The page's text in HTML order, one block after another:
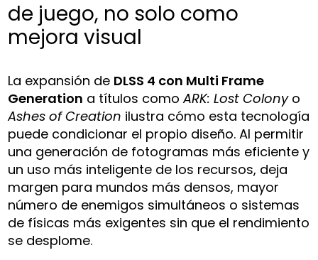
de juego, no solo como
mejora visual
La expansión de DLSS 4 con Multi Frame
Generation a títulos comoARK: Lost Colonyo
Ashes of Creation ilustra cómo esta tecnología
puede condicionar el propio diseño. Al permitir
una generación de fotogramas más eficiente y
un uso más inteligente de los recursos, deja
margen para mundos más densos, mayor
número de enemigos simultáneos o sistemas
de físicas más exigentes sin que el rendimiento
se desplome.